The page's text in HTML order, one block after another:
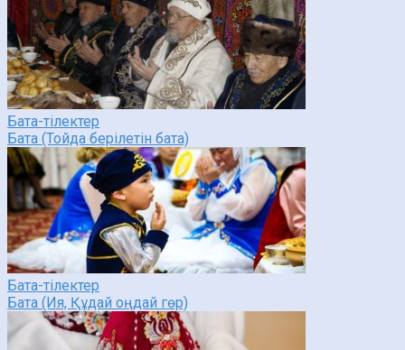
Бата-тілектер
Бата (Тойда берілетін бата)
Бата-тілектер
Бата (Ия, Құдай оңдай гөр)